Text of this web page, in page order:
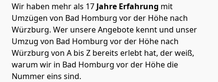
Wir haben mehr als 17 Jahre Erfahrung mit
Umzügen von Bad Homburg vor der Höhe nach
Würzburg. Wer unsere Angebote kennt und unser
Umzug von Bad Homburg vor der Höhe nach
Würzburg von A bis Z bereits erlebt hat, der weiß,
warum wir in Bad Homburg vor der Höhe die
Nummer eins sind.